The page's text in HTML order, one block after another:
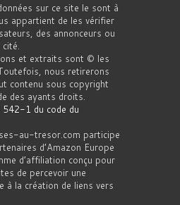
sur ce site le sont à
appartient de les vérifier
des annonceurs ou
et extraits sont © les
nous retirerons
contenu sous copyright
des ayants droits.
542-1 du code du
au-tresor.com participe
d’Amazon Europe
d’affiliation conçu pour
de percevoir une
à la création de liens vers